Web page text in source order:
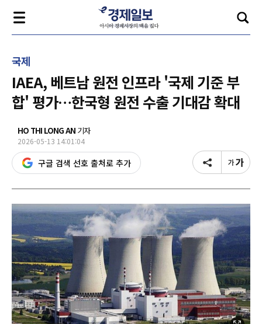
국제
IAEA, 베트남 원전 인프라 '국제 기준 부
합' 평가…한국형 원전 수출 기대감 확대
HO THI LONG AN 기자
2026-05-13 14:01:04
구글 검색 선호 출처로 추가